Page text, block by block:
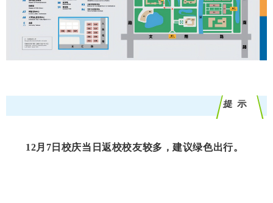
提 示
12月7日校庆当日返校校友较多，建议绿色出行。